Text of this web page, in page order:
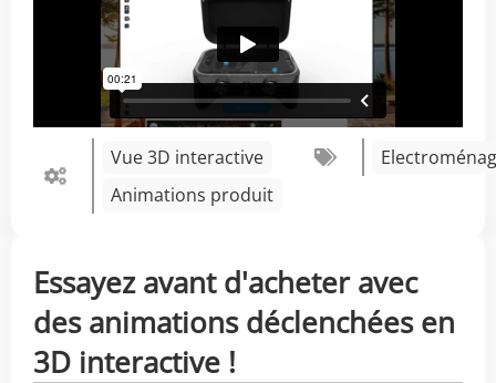
Vue 3D interactive
Animations produit
Essayez avant d'acheter avec
des animations déclenchées en
3D interactive !